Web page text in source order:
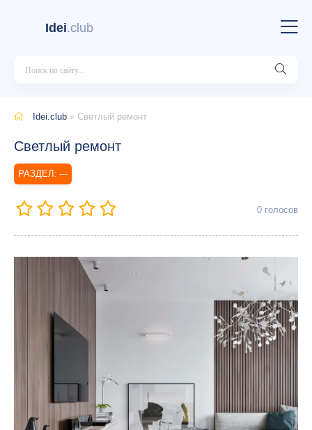
Idei.club
Idei.club » Светлый ремонт
Светлый ремонт
---
0 голосов